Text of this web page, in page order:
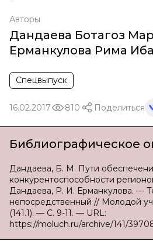
Авторы
Дандаева Ботагоз
Ерманкулова Рима
Спецвыпуск
16.02.2017 810 Поделиться
Библиографическое
Дандаева, Б. М. Пути
конкурентоспособности
Дандаева, Р. И. Ерманкулова. —
непосредственный // Молодой
(141.1). — С. 9-11. — URL:
https://moluch.ru/archive/141/